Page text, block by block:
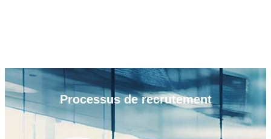
Processus derecrutement